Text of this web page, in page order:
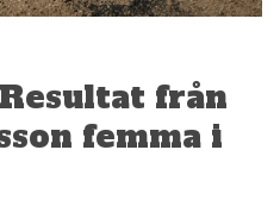
från
femma i